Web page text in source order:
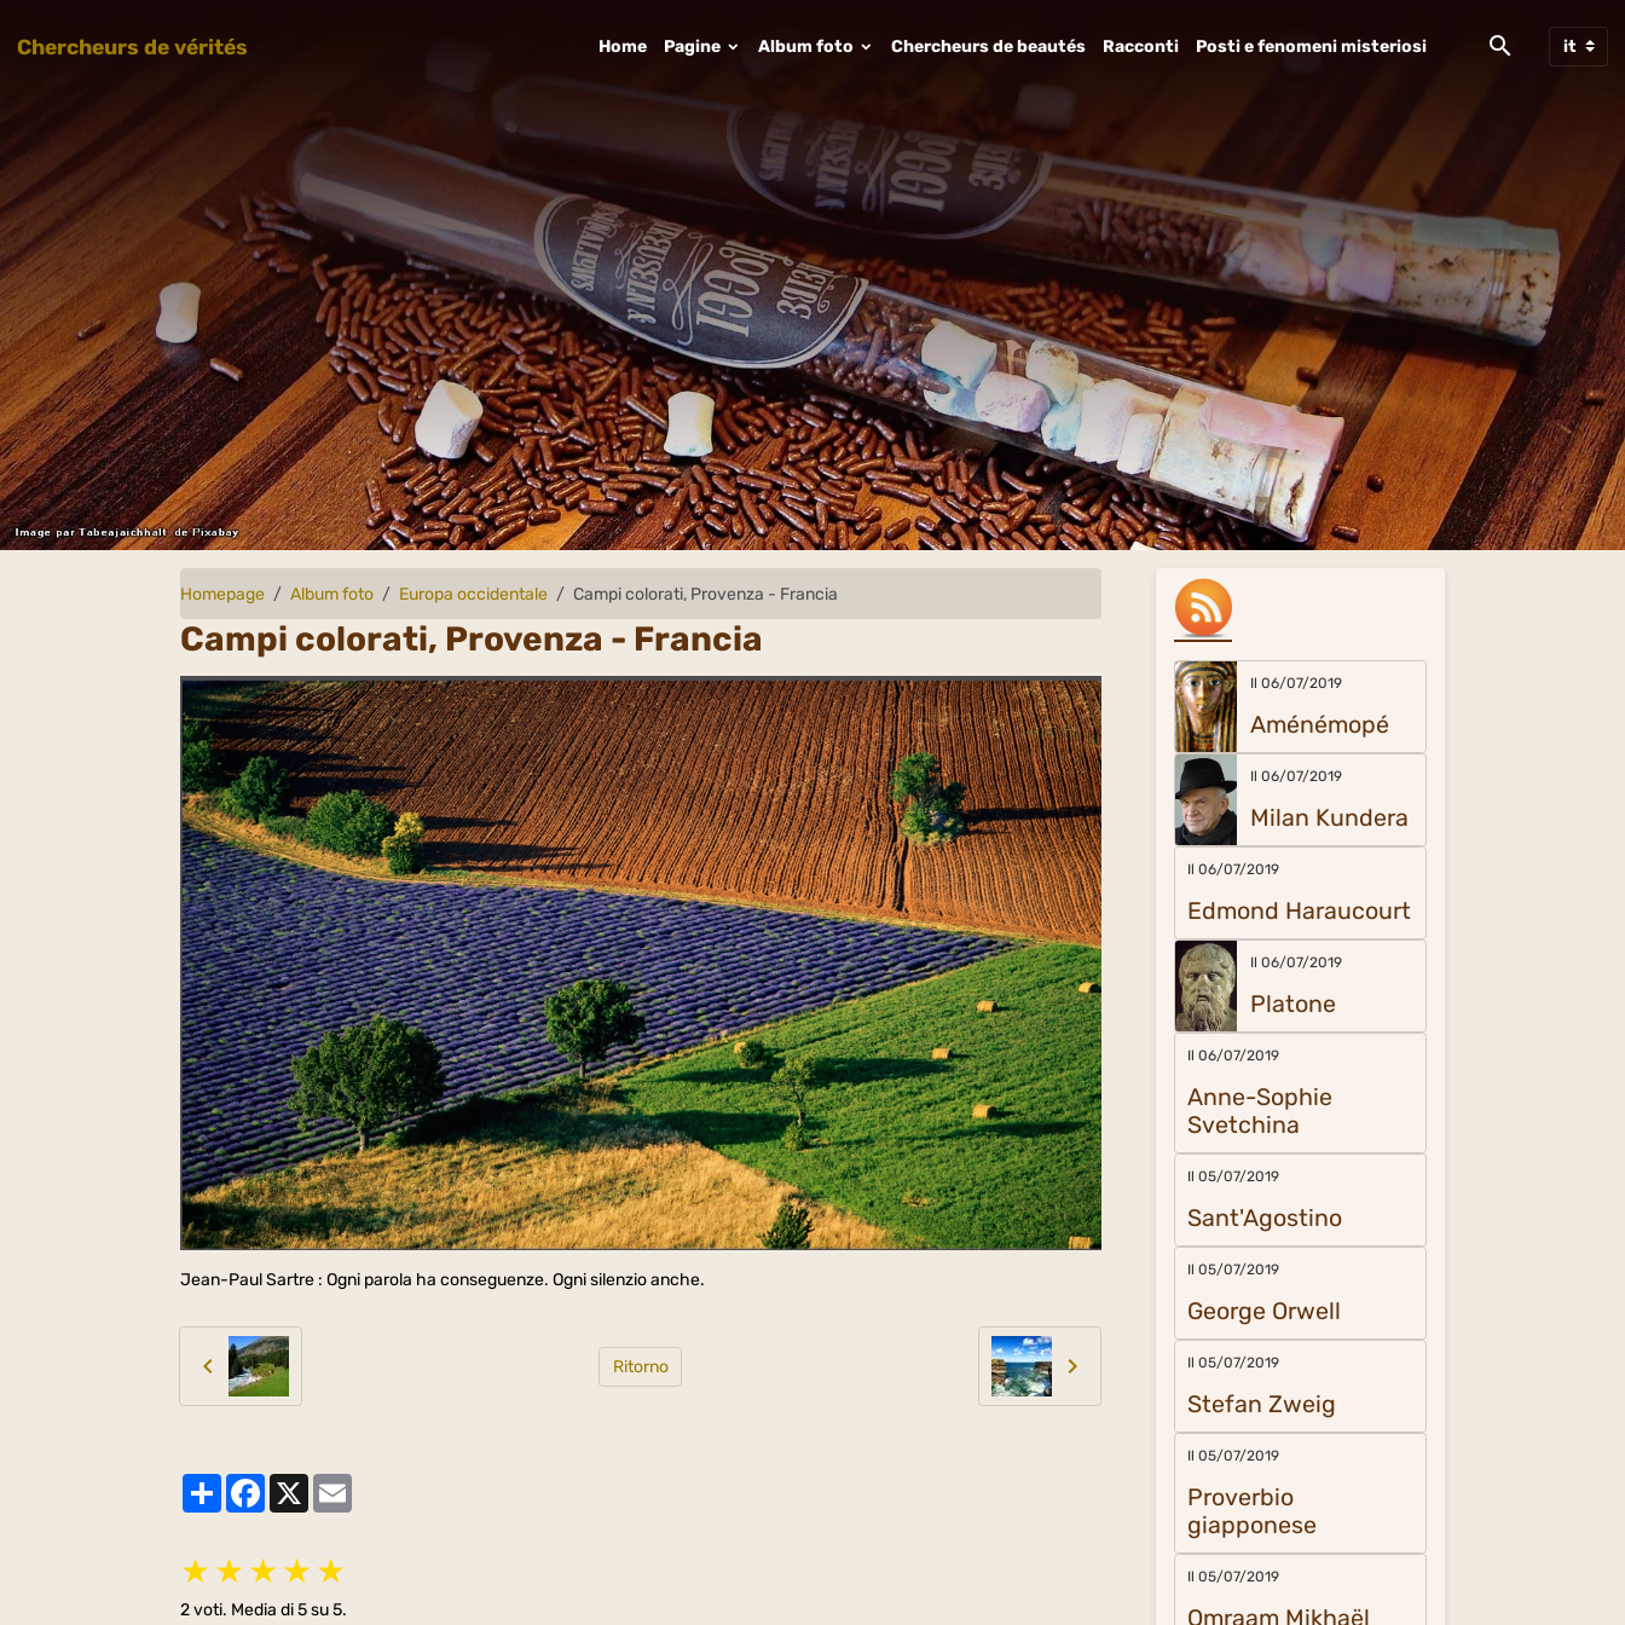
Chercheurs de vérités Home Pagine Album foto Chercheurs de beautés Racconti Posti e fenomeni misteriosi
Homepage Album foto Europa occidentale Campi colorati, Provenza - Francia
Campi colorati, Provenza - Francia
Jean-Paul Sartre : Ogni parola ha conseguenze. Ogni silenzio anche.
Ritorno
PartagerFacebook
X
★ ★ ★ ★ ★
2voti. Media di5su 5.
Il 06/07/2019
Aménémopé
Il 06/07/2019
Milan Kundera
Il 06/07/2019
Edmond Haraucourt
Il 06/07/2019
Platone
Il 06/07/2019
Anne-Sophie
Svetchina
Il 05/07/2019
Sant'Agostino
Il 05/07/2019
George Orwell
Il 05/07/2019
Stefan Zweig
Il 05/07/2019
Proverbio
giapponese
Il 05/07/2019
Omraam Mikhaël